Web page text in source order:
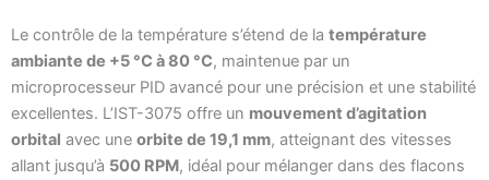
Le contrôle de la température s’étend de la température
ambiante de +5 °C à 80 °C, maintenue par un
microprocesseur PID avancé pour une précision et une stabilité
excellentes. L’IST-3075 offre un mouvement d’agitation
orbital avec une orbite de 19,1 mm, atteignant des vitesses
allant jusqu’à 500 RPM, idéal pour mélanger dans des flacons